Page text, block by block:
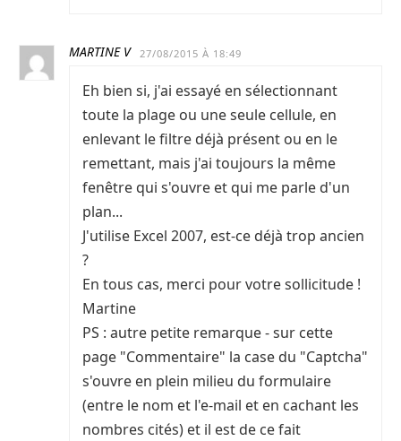
MARTINE V 27/08/2015 À 18:49
Eh bien si, j'ai essayé en sélectionnant
toute la plage ou une seule cellule, en
enlevant le filtre déjà présent ou en le
remettant, mais j'ai toujours la même
fenêtre qui s'ouvre et qui me parle d'un
plan...
J'utilise Excel 2007, est-ce déjà trop ancien
?
En tous cas, merci pour votre sollicitude !
Martine
PS : autre petite remarque - sur cette
page "Commentaire" la case du "Captcha"
s'ouvre en plein milieu du formulaire
(entre le nom et l'e-mail et en cachant les
nombres cités) et il est de ce fait